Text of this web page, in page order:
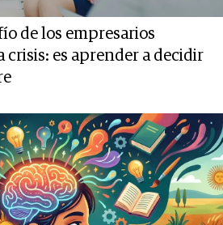
de los empresarios
crisis: es aprender a decidir